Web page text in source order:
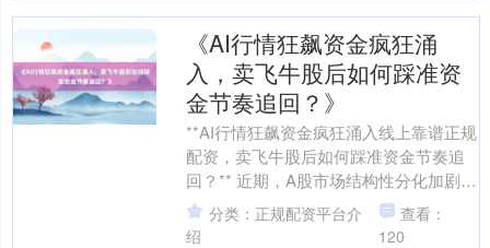
《AI行情狂飙资金疯狂涌
入，卖飞牛股后如何踩准资
金节奏追回？》
**AI行情狂飙资金疯狂涌入线上靠谱正规
配资，卖飞牛股后如何踩准资金节奏追
回？** 近期，A股市场结构性分化加剧，
AI板块成为资金追逐的绝对主线。据市
场消息，自....
分类：正规配资平台介
绍
查看：
120